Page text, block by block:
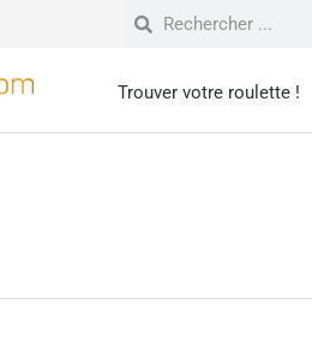
Trouver votre roulette !